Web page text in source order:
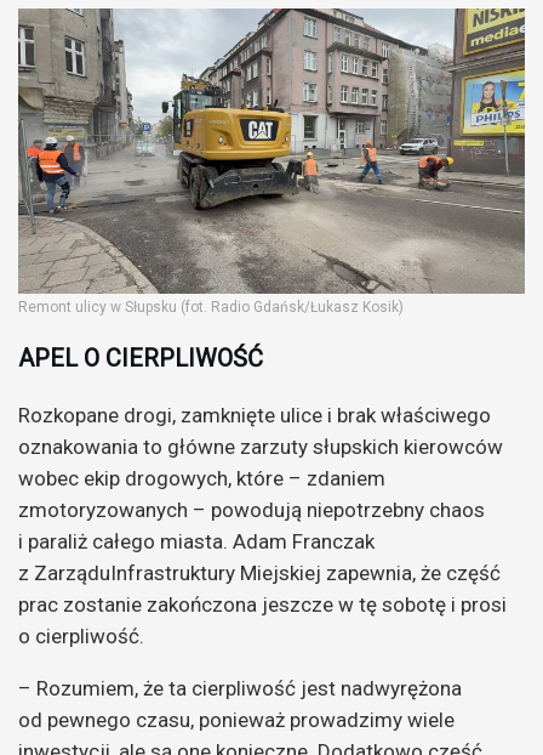
Remont ulicy w Słupsku (fot. Radio Gdańsk/Łukasz Kosik)
APEL O CIERPLIWOŚĆ
Rozkopane drogi, zamknięte ulice i brak właściwego
oznakowania to główne zarzuty słupskich kierowców
wobec ekip drogowych, które – zdaniem
zmotoryzowanych – powodują niepotrzebny chaos
i paraliż całego miasta. Adam Franczak
z ZarząduInfrastruktury Miejskiej zapewnia, że część
prac zostanie zakończona jeszcze w tę sobotę i prosi
o cierpliwość.
– Rozumiem, że ta cierpliwość jest nadwyrężona
od pewnego czasu, ponieważ prowadzimy wiele